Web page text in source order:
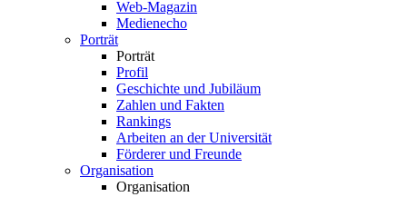
Web-Magazin
Medienecho
Porträt
Porträt
Profil
Geschichte und Jubiläum
Zahlen und Fakten
Rankings
Arbeiten an der Universität
Förderer und Freunde
Organisation
Organisation